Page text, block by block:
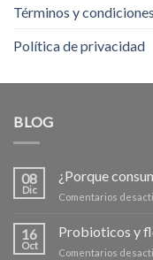
Términos y condiciones
Política de privacidad
BLOG
08
Dic
¿Porque
Comentarios
16
Oct
Probioticos y
Comentarios